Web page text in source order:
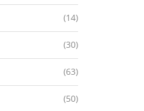
(14)
(30)
(63)
(50)